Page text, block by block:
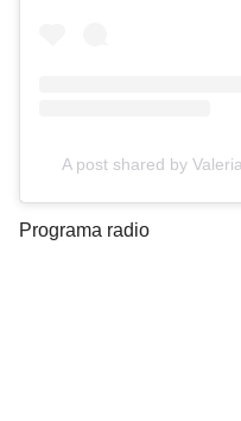
A post shared by
Programa radio